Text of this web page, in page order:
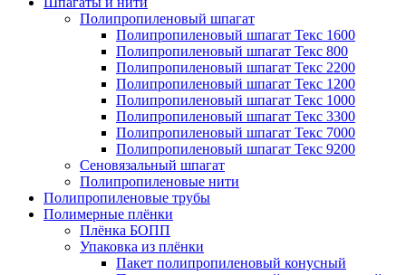
Полипропиленовый шпагат
Полипропиленовый шпагат Текс 1600
Полипропиленовый шпагат Текс 800
Полипропиленовый шпагат Текс 2200
Полипропиленовый шпагат Текс 1200
Полипропиленовый шпагат Текс 1000
Полипропиленовый шпагат Текс 3300
Полипропиленовый шпагат Текс 7000
Полипропиленовый шпагат Текс 9200
Сеновязальный шпагат
Полипропиленовые нити
Полипропиленовые трубы
Полимерные плёнки
Плёнка БОПП
Упаковка из плёнки
Пакет полипропиленовый конусный